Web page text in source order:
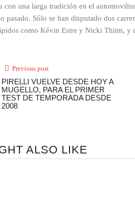
con una larga tradición en el
pasado. Sólo se han disputado dos
como Kévin Estre y Nicki Thiim, y
Previous post
PIRELLI VUELVE DESDE HOY A
MUGELLO, PARA EL PRIMER
TEST DE TEMPORADA DESDE
2008
ALSO LIKE